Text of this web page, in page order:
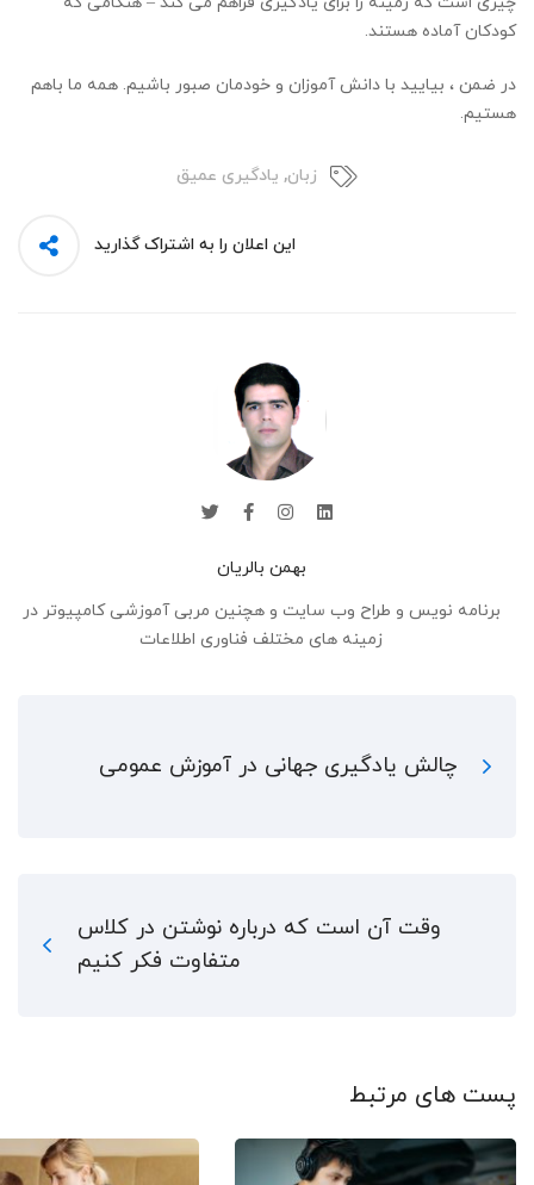
کودکان آماده هستند.
در ضمن ، بیایید با دانش آموزان و خودمان صبور باشیم. همه ما باهم
هستیم.
زبان, یادگیری عمیق
این اعلان را به اشتراک گذارید
بهمن بالریان
برنامه نویس و طراح وب سایت و هچنین مربی آموزشی کامپیوتر در
زمینه های مختلف فناوری اطلاعات
چالش یادگیری جهانی در آموزش عمومی
وقت آن است که درباره نوشتن در کلاس
متفاوت فکر کنیم
پست های مرتبط